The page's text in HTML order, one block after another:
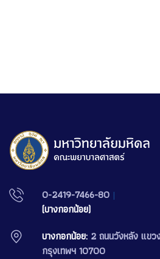
0-2419-7466-80 |
(บางกอกน้อย)
บางกอกน้อย: 2 ถนนวังหลัง แขว
กรุงเทพฯ 10700